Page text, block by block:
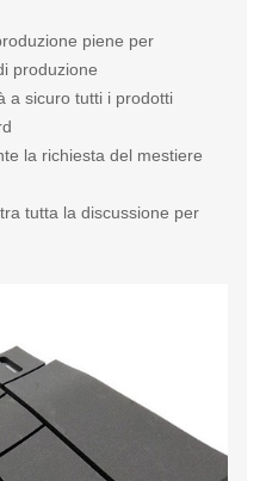
piene per
produzione
a sicuro tutti i prodotti
la richiesta del mestiere
tutta la discussione per